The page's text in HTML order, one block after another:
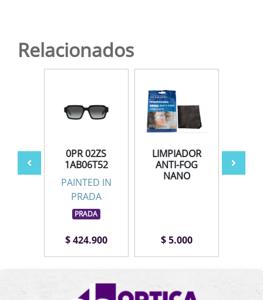
Relacionados
0PR 02ZS
1AB06T52
PAINTED IN
PRADA
PRADA
$ 424.900
LIMPIADOR
ANTI-FOG
NANO
$ 5.000